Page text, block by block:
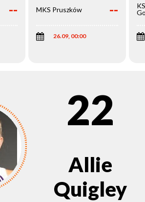
-- MKS Pruszków --
26.09, 00:00
22
Allie
Quigley